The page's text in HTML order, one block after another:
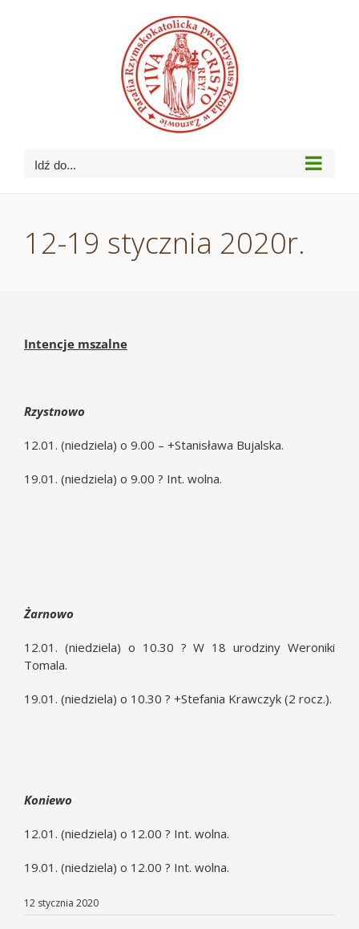
Idź do...
12-19 stycznia 2020r.
Intencje mszalne
Rzystnowo
12.01. (niedziela) o 9.00 – +Stanisława Bujalska.
19.01. (niedziela) o 9.00 ? Int. wolna.
Żarnowo
12.01. (niedziela) o 10.30 ? W 18 urodziny Weroniki
Tomala.
19.01. (niedziela) o 10.30 ? +Stefania Krawczyk (2 rocz.).
Koniewo
12.01. (niedziela) o 12.00 ? Int. wolna.
19.01. (niedziela) o 12.00 ? Int. wolna.
12 stycznia 2020